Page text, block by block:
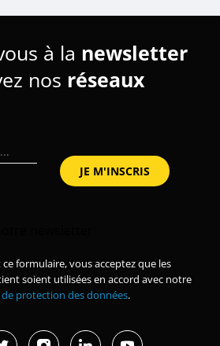
à la newsletter
nos réseaux
formulaire, vous acceptez que les
soient utilisées en accord avec notre
protection des données.